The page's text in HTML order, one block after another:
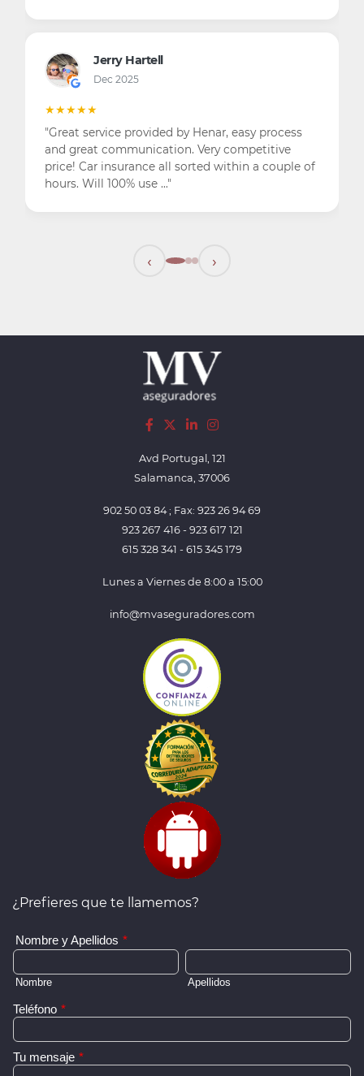
Jerry Hartell
Dec 2025
★★★★★
"Great service provided by Henar, easy process
and great communication. Very competitive
price! Car insurance all sorted within a couple of
hours. Will 100% use …"
‹ ›
Avd Portugal, 121
Salamanca, 37006
902 50 03 84 ; Fax: 923 26 94 69
923 267 416 - 923 617 121
615 328 341 - 615 345 179
Lunes a Viernes de 8:00 a 15:00
info@mvaseguradores.com
¿Prefieres que te llamemos?